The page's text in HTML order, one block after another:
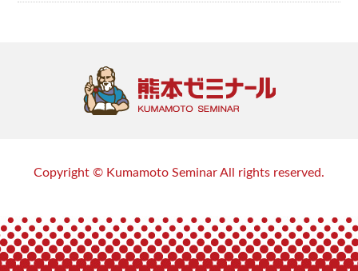
Copyright © Kumamoto Seminar All rights reserved.